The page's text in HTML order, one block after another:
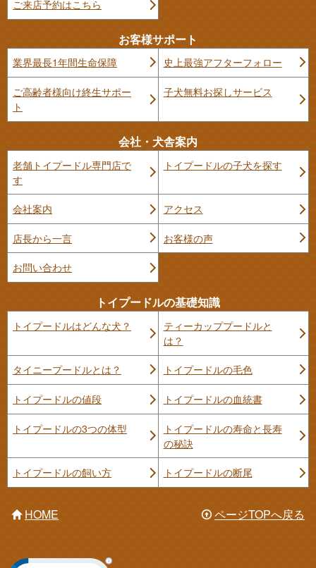
ご来店予約はこちら
お客様サポート
業界最長1年間生命保障 史上最強アフターフォロー
ご高齢者様向け終生サポー
ト
子犬無料お探しサービス
会社・犬舎案内
老舗トイプードル専門店で
す
トイプードルの子犬を探す
会社案内 アクセス
店長から一言 お客様の声
お問い合わせ
トイプードルの基礎知識
トイプードルはどんな犬？
ティーカッププードルと
は？
タイニープードルとは？ トイプードルの毛色
トイプードルの値段 トイプードルの血統書
トイプードルの3つの体型
トイプードルの寿命と長寿
の秘訣
トイプードルの飼い方 トイプードルの断尾
HOME ページTOPへ戻る